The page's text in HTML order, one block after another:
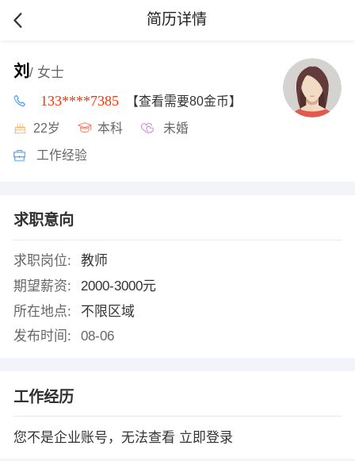
简历详情
刘 / 女士
133****7385 【查看需要80金币】
22岁 本科 未婚
工作经验
求职意向
求职岗位:
教师
期望薪资:
2000-3000元
所在地点:
不限区域
发布时间:
08-06
工作经历
您不是企业账号，无法查看 立即登录